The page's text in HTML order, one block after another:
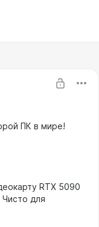
ПК в мире!
RTX 5090
для